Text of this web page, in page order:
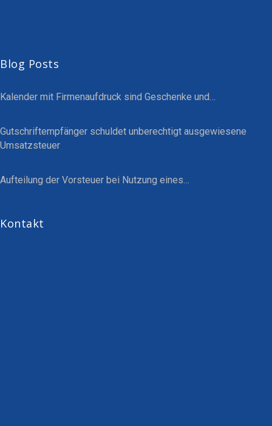
Blog Posts
Kalender mit Firmenaufdruck sind Geschenke und…
Gutschriftempfänger schuldet unberechtigt ausgewiesene
Umsatzsteuer
Aufteilung der Vorsteuer bei Nutzung eines…
Kontakt